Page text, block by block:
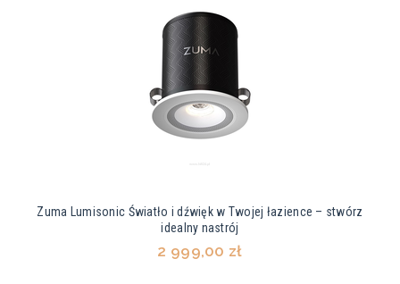
Zuma Lumisonic Światło i dźwięk w Twojej łazience – stwórz
idealny nastrój
2 999,00 zł